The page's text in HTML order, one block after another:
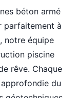
béton armé
parfaitement à
notre équipe
piscine
rêve. Chaque
du